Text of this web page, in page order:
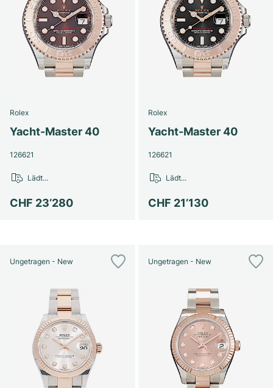
Rolex
Yacht-Master 40
126621
CHF 23’280
Lädt...
Rolex
Yacht-Master 40
126621
CHF 21’130
Lädt...
Ungetragen - New Ungetragen - New